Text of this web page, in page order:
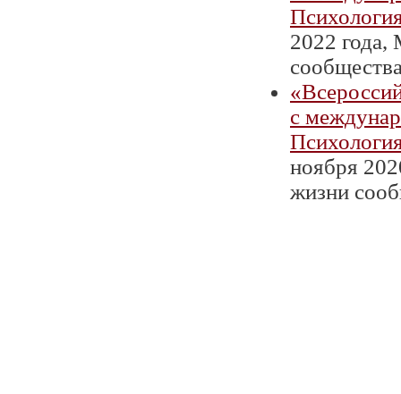
2022 года,
с
ноября
жизни